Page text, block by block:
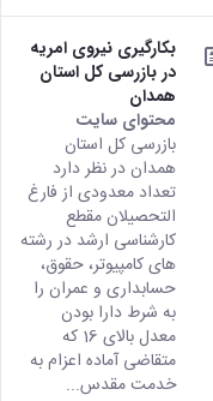
بکارگیری نیروی امریه
در بازرسی کل استان
همدان
محتوای سایت
بازرسی کل استان
همدان در نظر دارد
تعداد معدودی از فارغ
التحصیلان مقطع
کارشناسی ارشد در رشته
های کامپیوتر، حقوق،
حسابداری و عمران را
به شرط دارا بودن
معدل بالای 16 که
متقاضی آماده اعزام به
خدمت مقدس...